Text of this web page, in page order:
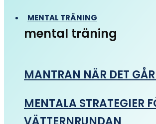
MENTAL TRÄNING
mental träning
MANTRAN NÄR DET
MENTALA STRATEGIER